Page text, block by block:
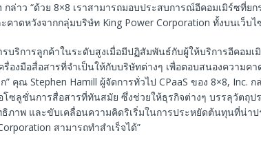
กล่าว “ด้วย 8×8 เราสามารถมอบประสบการณ์อีคอมเมิร์ซที่ย
คาดหวังจากกลุ่มบริษํท King Power Corporation ทั้งบนเว็บไ
บริการลูกค้าในระดับสูงเมื่อมีปฏิสัมพันธ์กับผู้ให้บริการอีคอมเ
รื่องมือสื่อสารที่จำเป็นให้กับบริษัทต่างๆ เพื่อตอบสนองความค
” คุณ Stephen Hamill ผู้จัดการทั่วไป CPaaS ของ 8×8, Inc. ก
โซลูชั่นการสื่อสารที่ทันสมัย ซึ่งช่วยให้ธุรกิจต่างๆ บรรลุวัตถุป
ธิภาพ และขับเคลื่อนความคิดริเริ่มในการประหยัดต้นทุนที่น่าป
สามารถทำสำเร็จได้”